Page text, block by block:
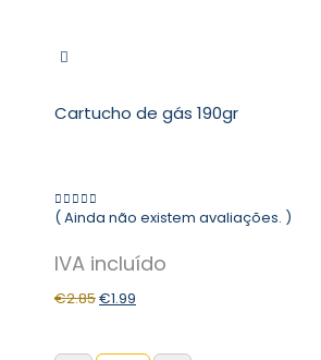
Cartucho de gás 190gr
0 out of 5
( Ainda não existem avaliações. )
€2.85€1.99